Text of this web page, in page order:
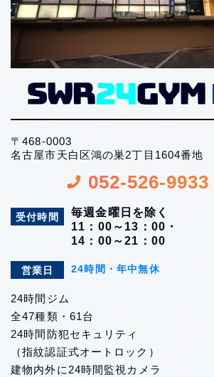
〒468-0003
名古屋市天白区鴻の巣2丁目1604番地
052-526-9933
受付時間
毎週金曜日を除く
11：00～13：00・
14：00～21：00
営業日 24時間・年中無休
24時間ジム
全47種類・61台
24時間防犯セキュリティ
（指紋認証式オートロック）
建物内外に24時間監視カメラ